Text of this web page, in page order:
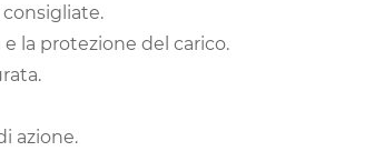
la protezione del carico.
azione.